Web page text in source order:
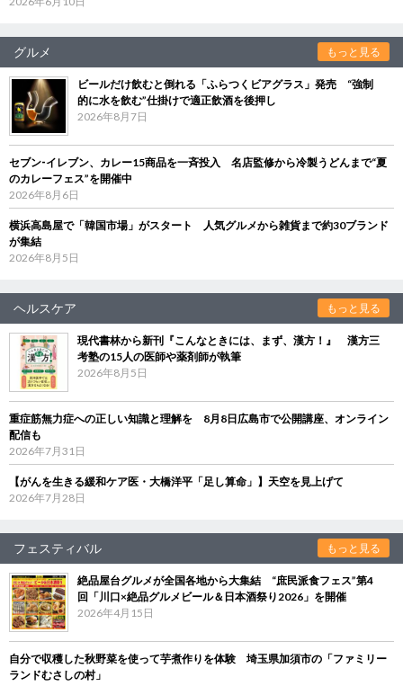
グルメ もっと見る
ビールだけ飲むと倒れる「ふらつくビアグラス」発売 “強制
的に水を飲む”仕掛けで適正飲酒を後押し
2026年8月7日
セブン‐イレブン、カレー15商品を一斉投入 名店監修から冷製うどんまで“夏
のカレーフェス”を開催中
2026年8月6日
横浜高島屋で「韓国市場」がスタート 人気グルメから雑貨まで約30ブランド
が集結
2026年8月5日
ヘルスケア もっと見る
現代書林から新刊『こんなときには、まず、漢方！』 漢方三
考塾の15人の医師や薬剤師が執筆
2026年8月5日
重症筋無力症への正しい知識と理解を 8月8日広島市で公開講座、オンライン
配信も
2026年7月31日
【がんを生きる緩和ケア医・大橋洋平「足し算命」】天空を見上げて
2026年7月28日
フェスティバル もっと見る
絶品屋台グルメが全国各地から大集結 “庶民派食フェス”第4
回「川口×絶品グルメビール＆日本酒祭り2026」を開催
2026年4月15日
自分で収穫した秋野菜を使って芋煮作りを体験 埼玉県加須市の「ファミリー
ランドむさしの村」